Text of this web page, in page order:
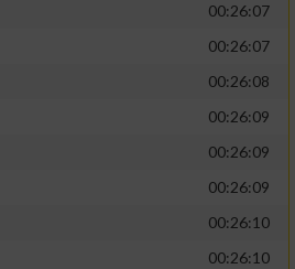
00:26:07
00:26:07
00:26:08
00:26:09
00:26:09
00:26:09
00:26:10
00:26:10